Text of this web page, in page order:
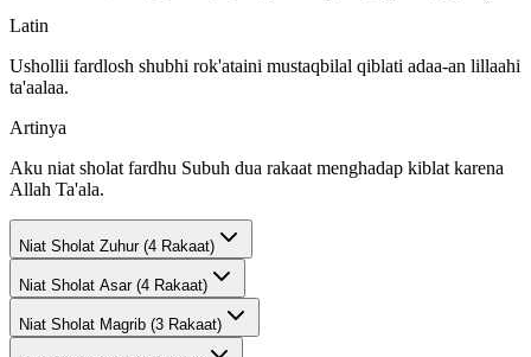
Latin
Ushollii fardlosh shubhi rok'ataini mustaqbilal qiblati adaa-an lillaahi
ta'aalaa.
Artinya
Aku niat sholat fardhu Subuh dua rakaat menghadap kiblat karena
Allah Ta'ala.
Niat Sholat Zuhur (4 Rakaat)
Niat Sholat Asar (4 Rakaat)
Niat Sholat Magrib (3 Rakaat)